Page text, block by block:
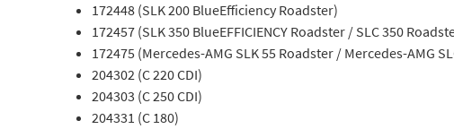
172448 (SLK 200 BlueEfficiency Roadster)
172457 (SLK 350 BlueEFFICIENCY Roadster / SLC 350
172475 (Mercedes-AMG SLK 55 Roadster / Mercedes-AMG
204302 (C 220 CDI)
204303 (C 250 CDI)
204331 (C 180)